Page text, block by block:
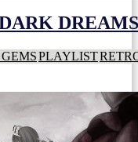
PLAYLIST